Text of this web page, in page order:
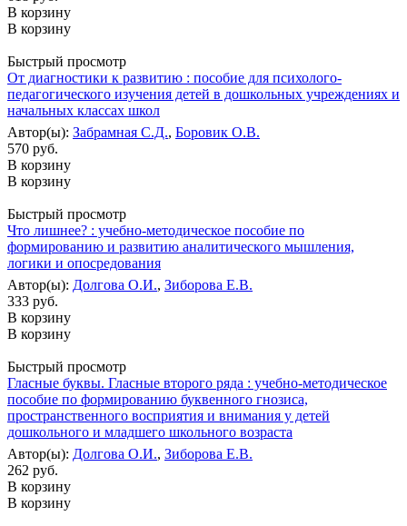
В корзину
В корзину
Быстрый просмотр
От диагностики к развитию : пособие для психолого-
педагогического изучения детей в дошкольных учреждениях и
начальных классах школ
Автор(ы): Забрамная С.Д., Боровик О.В.
570 руб.
В корзину
В корзину
Быстрый просмотр
Что лишнее? : учебно-методическое пособие по
формированию и развитию аналитического мышления,
логики и опосредования
Автор(ы): Долгова О.И., Зиборова Е.В.
333 руб.
В корзину
В корзину
Быстрый просмотр
Гласные буквы. Гласные второго ряда : учебно-методическое
пособие по формированию буквенного гнозиса,
пространственного восприятия и внимания у детей
дошкольного и младшего школьного возраста
Автор(ы): Долгова О.И., Зиборова Е.В.
262 руб.
В корзину
В корзину